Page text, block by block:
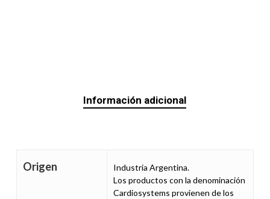
Información adicional
Origen
Industria Argentina.
Los productos con la denominación
Cardiosystems provienen de los